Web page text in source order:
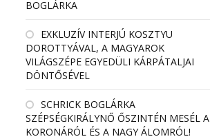
BOGLÁRKA
EXKLUZÍV INTERJÚ KOSZTYU
DOROTTYÁVAL, A MAGYAROK
VILÁGSZÉPE EGYEDÜLI KÁRPÁTALJAI
DÖNTŐSÉVEL
SCHRICK BOGLÁRKA
SZÉPSÉGKIRÁLYNŐ ŐSZINTÉN MESÉL A
KORONÁRÓL ÉS A NAGY ÁLOMRÓL!